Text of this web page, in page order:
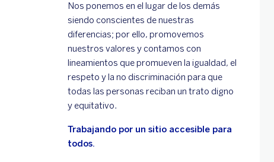
Nos ponemos en el lugar de los demás
siendo conscientes de nuestras
diferencias; por ello, promovemos
nuestros valores y contamos con
lineamientos que promueven la igualdad, el
respeto y la no discriminación para que
todas las personas reciban un trato digno
y equitativo.
Trabajando por un sitio accesible para
todos.